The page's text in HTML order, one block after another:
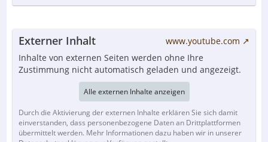
Externer Inhalt
www.youtube.com
Inhalte von externen Seiten werden ohne Ihre
Zustimmung nicht automatisch geladen und angezeigt.
Alle externen Inhalte anzeigen
Durch die Aktivierung der externen Inhalte erklären Sie sich damit
einverstanden, dass personenbezogene Daten an Drittplattformen
übermittelt werden. Mehr Informationen dazu haben wir in unserer